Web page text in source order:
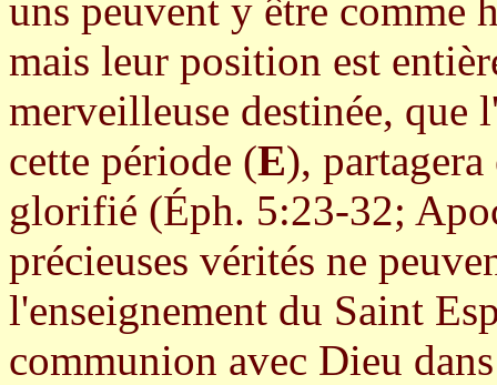
uns peuvent y être comme
mais leur position est
merveilleuse destinée, que
cette période (E),
glorifié (Éph. 5:23-32;
précieuses vérités ne
l'enseignement du Saint
communion avec Dieu